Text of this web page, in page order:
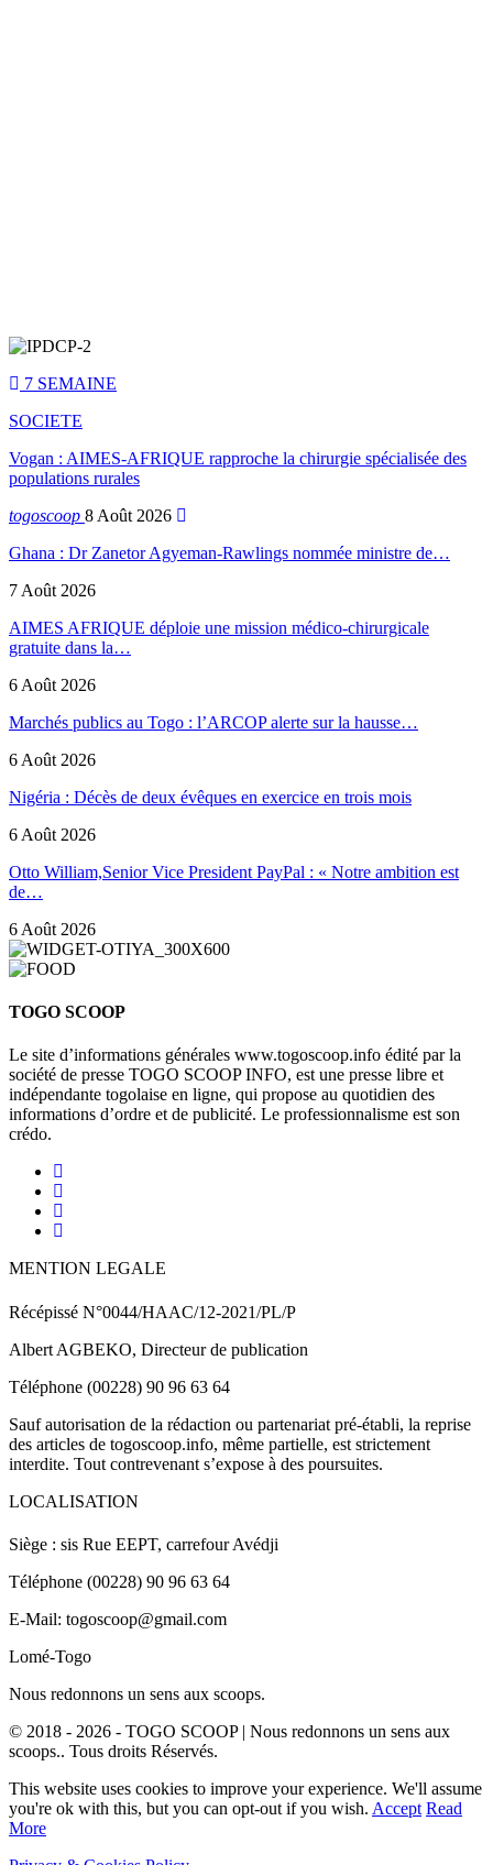
7 SEMAINE
SOCIETE
Vogan : AIMES-AFRIQUE rapproche la chirurgie spécialisée des
populations rurales
togoscoop 8 Août 2026
Ghana : Dr Zanetor Agyeman-Rawlings nommée ministre de…
7 Août 2026
AIMES AFRIQUE déploie une mission médico-chirurgicale
gratuite dans la…
6 Août 2026
Marchés publics au Togo : l’ARCOP alerte sur la hausse…
6 Août 2026
Nigéria : Décès de deux évêques en exercice en trois mois
6 Août 2026
Otto William,Senior Vice President PayPal : « Notre ambition est
de…
6 Août 2026
TOGO SCOOP
Le site d’informations générales www.togoscoop.info édité par la
société de presse TOGO SCOOP INFO, est une presse libre et
indépendante togolaise en ligne, qui propose au quotidien des
informations d’ordre et de publicité. Le professionnalisme est son
crédo.
MENTION LEGALE
Récépissé N°0044/HAAC/12-2021/PL/P
Albert AGBEKO, Directeur de publication
Téléphone (00228) 90 96 63 64
Sauf autorisation de la rédaction ou partenariat pré-établi, la reprise
des articles de togoscoop.info, même partielle, est strictement
interdite. Tout contrevenant s’expose à des poursuites.
LOCALISATION
Siège : sis Rue EEPT, carrefour Avédji
Téléphone (00228) 90 96 63 64
E-Mail: togoscoop@gmail.com
Lomé-Togo
Nous redonnons un sens aux scoops.
© 2018 - 2026 - TOGO SCOOP | Nous redonnons un sens aux
scoops.. Tous droits Réservés.
This website uses cookies to improve your experience. We'll assume
you're ok with this, but you can opt-out if you wish. Accept Read
More